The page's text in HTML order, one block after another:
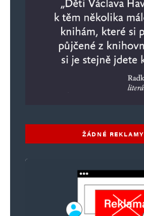
ŽÁDNÉ REKLAMY